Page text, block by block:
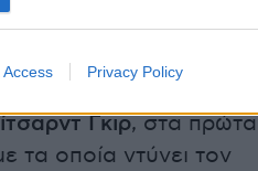
Access Privacy Policy
Γκιρ, στα πρώτα
τα οποία ντύνει τον